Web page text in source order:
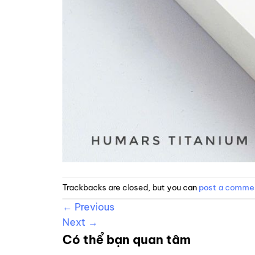
Trackbacks are closed, but you can post a
← Previous
Next →
Có thể bạn quan tâm